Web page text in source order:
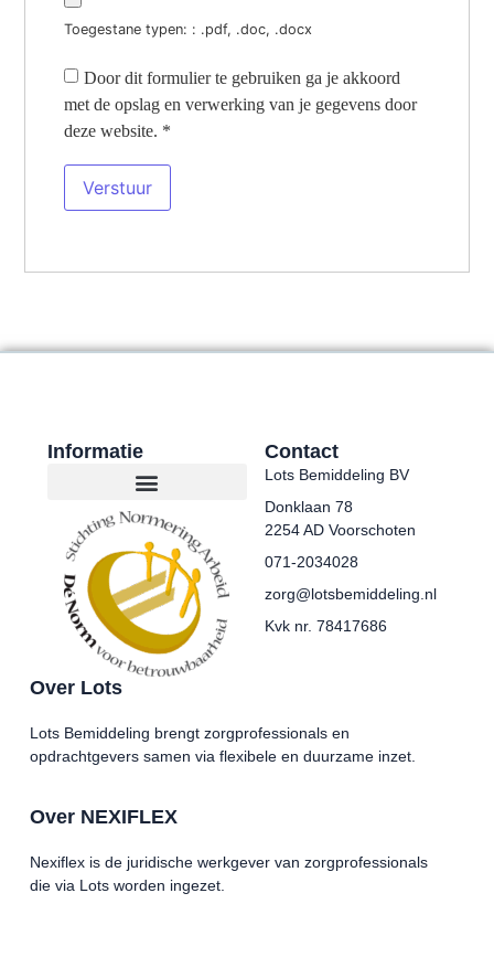
Toegestane typen: : .pdf, .doc, .docx
Door dit formulier te gebruiken ga je akkoord
met de opslag en verwerking van je gegevens door
deze website. *
Over Lots
Lots Bemiddeling brengt zorgprofessionals en
opdrachtgevers samen via flexibele en duurzame inzet.
Over NEXIFLEX
Nexiflex is de juridische werkgever van zorgprofessionals
die via Lots worden ingezet.
Informatie Contact
Lots Bemiddeling BV
Donklaan 78
2254 AD Voorschoten
071-2034028
zorg@lotsbemiddeling.nl
Kvk nr. 78417686